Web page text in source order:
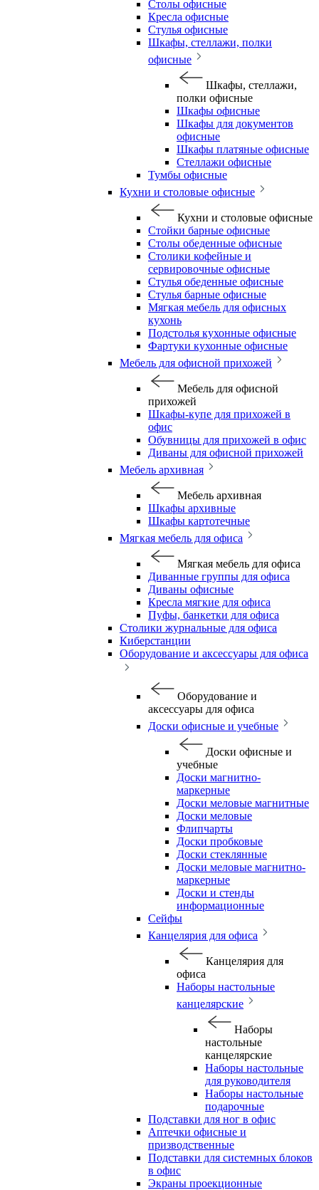
Столы офисные
Кресла офисные
Стулья офисные
Шкафы, стеллажи, полки
офисные
Шкафы, стеллажи,
полки офисные
Шкафы офисные
Шкафы для документов
офисные
Шкафы платяные офисные
Стеллажи офисные
Тумбы офисные
Кухни и столовые офисные
Кухни и столовые офисные
Стойки барные офисные
Столы обеденные офисные
Столики кофейные и
сервировочные офисные
Стулья обеденные офисные
Стулья барные офисные
Мягкая мебель для офисных
кухонь
Подстолья кухонные офисные
Фартуки кухонные офисные
Мебель для офисной прихожей
Мебель для офисной
прихожей
Шкафы-купе для прихожей в
офис
Обувницы для прихожей в офис
Диваны для офисной прихожей
Мебель архивная
Мебель архивная
Шкафы архивные
Шкафы картотечные
Мягкая мебель для офиса
Мягкая мебель для офиса
Диванные группы для офиса
Диваны офисные
Кресла мягкие для офиса
Пуфы, банкетки для офиса
Столики журнальные для офиса
Киберстанции
Оборудование и аксессуары для офиса
Оборудование и
аксессуары для офиса
Доски офисные и учебные
Доски офисные и
учебные
Доски магнитно-
маркерные
Доски меловые магнитные
Доски меловые
Флипчарты
Доски пробковые
Доски стеклянные
Доски меловые магнитно-
маркерные
Доски и стенды
информационные
Сейфы
Канцелярия для офиса
Канцелярия для
офиса
Наборы настольные
канцелярские
Наборы
настольные
канцелярские
Наборы настольные
для руководителя
Наборы настольные
подарочные
Подставки для ног в офис
Аптечки офисные и
призводственные
Подставки для системных блоков
в офис
Экраны проекционные